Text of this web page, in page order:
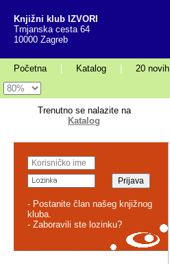
Knjižni klub IZVORI
Trnjanska cesta 64
10000 Zagreb
Početna Katalog 20 novih
Trenutno se nalazite na
Katalog
- Postanite član našeg knjižnog
kluba.
- Zaboravili ste lozinku?